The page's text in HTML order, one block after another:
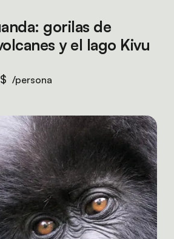
gorilas de
y el lago Kivu
/persona